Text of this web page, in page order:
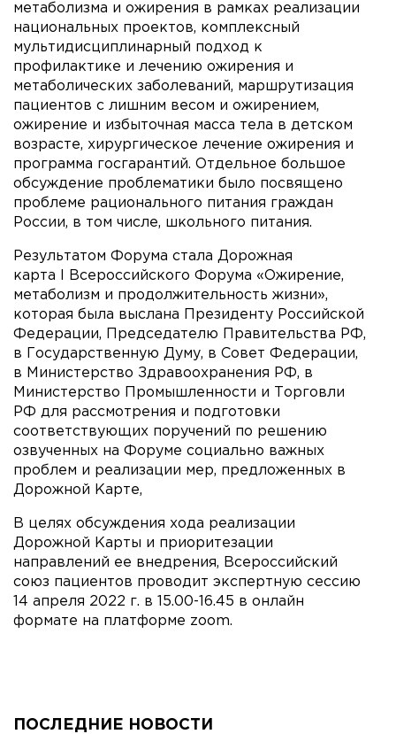
метаболизма и ожирения в рамках реализации
национальных проектов, комплексный
мультидисциплинарный подход к
профилактике и лечению ожирения и
метаболических заболеваний, маршрутизация
пациентов с лишним весом и ожирением,
ожирение и избыточная масса тела в детском
возрасте, хирургическое лечение ожирения и
программа госгарантий. Отдельное большое
обсуждение проблематики было посвящено
проблеме рационального питания граждан
России, в том числе, школьного питания.
Результатом Форума стала Дорожная
карта I Всероссийского Форума «Ожирение,
метаболизм и продолжительность жизни»,
которая была выслана Президенту Российской
Федерации, Председателю Правительства РФ,
в Государственную Думу, в Совет Федерации,
в Министерство Здравоохранения РФ, в
Министерство Промышленности и Торговли
РФ для рассмотрения и подготовки
соответствующих поручений по решению
озвученных на Форуме социально важных
проблем и реализации мер, предложенных в
Дорожной Карте,
В целях обсуждения хода реализации
Дорожной Карты и приоритезации
направлений ее внедрения, Всероссийский
союз пациентов проводит экспертную сессию
14 апреля 2022 г. в 15.00-16.45 в онлайн
формате на платформе zoom.
ПОСЛЕДНИЕ НОВОСТИ